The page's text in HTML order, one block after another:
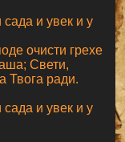
и увек и у
очисти грехе
Свети,
Твога ради.
и увек и у